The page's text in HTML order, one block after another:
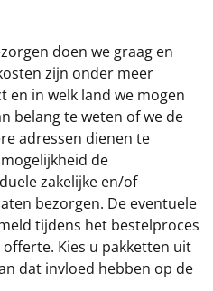
doen we graag en
zijn onder meer
en in welk land we mogen
belang te weten of we de
adressen dienen te
de
zakelijke en/of
bezorgen. De eventuele
tijdens het bestelproces
Kies u pakketten uit
dat invloed hebben op de